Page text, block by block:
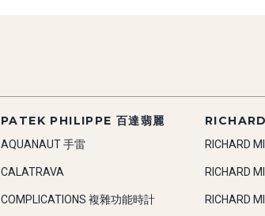
PATEK PHILIPPE 百達翡麗
AQUANAUT 手雷
CALATRAVA
COMPLICATIONS 複雜功能時計
RICHARD
RICHARD
RICHARD